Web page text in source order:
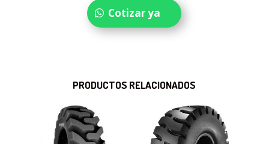
Cotizar ya
PRODUCTOS RELACIONADOS